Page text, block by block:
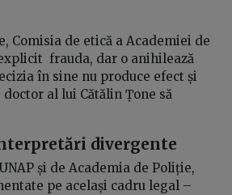
Comisia de etică a Academiei de
frauda, dar o anihilează
în sine nu produce efect și
al lui Cătălin Țone să
divergente
și de Academia de Poliție,
pe același cadru legal –